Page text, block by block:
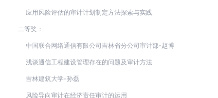
应用风险评估的审计计划制定方法探索与实践
二等奖：
中国联合网络通信有限公司吉林省分公司审计部-赵博
浅谈通信工程建设管理存在的问题及审计方法
吉林建筑大学-孙磊
风险导向审计在经济责任审计的运用